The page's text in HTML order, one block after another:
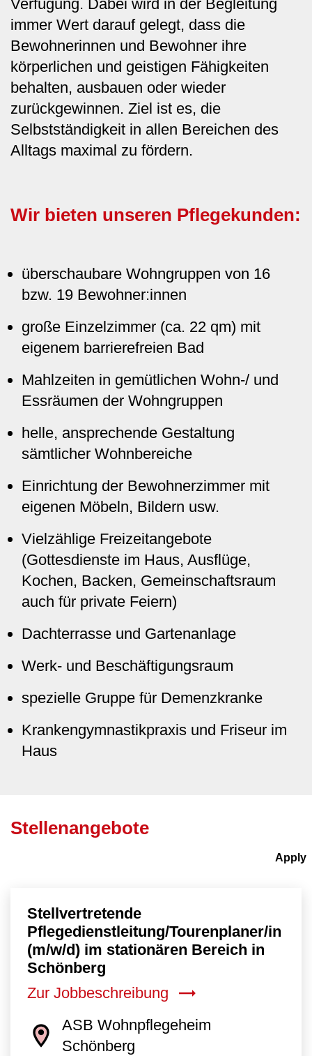
Verfügung. Dabei wird in der Begleitung
immer Wert darauf gelegt, dass die
Bewohnerinnen und Bewohner ihre
körperlichen und geistigen Fähigkeiten
behalten, ausbauen oder wieder
zurückgewinnen. Ziel ist es, die
Selbstständigkeit in allen Bereichen des
Alltags maximal zu fördern.
Wir bieten unseren Pflegekunden:
überschaubare Wohngruppen von 16
bzw. 19 Bewohner:innen
große Einzelzimmer (ca. 22 qm) mit
eigenem barrierefreien Bad
Mahlzeiten in gemütlichen Wohn-/ und
Essräumen der Wohngruppen
helle, ansprechende Gestaltung
sämtlicher Wohnbereiche
Einrichtung der Bewohnerzimmer mit
eigenen Möbeln, Bildern usw.
Vielzählige Freizeitangebote
(Gottesdienste im Haus, Ausflüge,
Kochen, Backen, Gemeinschaftsraum
auch für private Feiern)
Dachterrasse und Gartenanlage
Werk- und Beschäftigungsraum
spezielle Gruppe für Demenzkranke
Krankengymnastikpraxis und Friseur im
Haus
Stellenangebote
Stellvertretende
Pflegedienstleitung/Tourenplaner/in
(m/w/d) im stationären Bereich in
Schönberg
Zur Jobbeschreibung
ASB Wohnpflegeheim
Schönberg